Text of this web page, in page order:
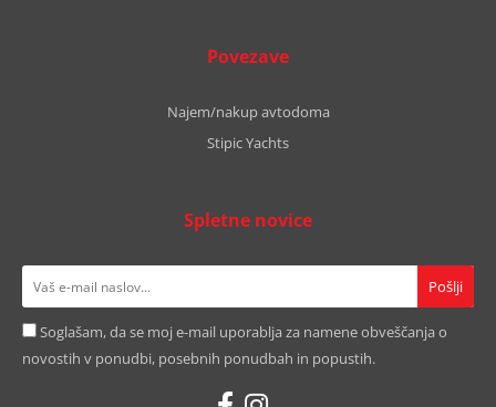
Povezave
Najem/nakup avtodoma
Stipic Yachts
Spletne novice
Soglašam, da se moj e-mail uporablja za namene obveščanja o
novostih v ponudbi, posebnih ponudbah in popustih.